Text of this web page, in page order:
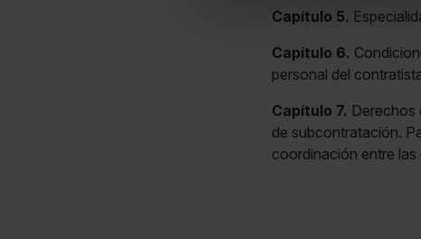
Capítulo 5.
Capítulo 6.
personal del
Capítulo 7. Derechos
de subcontratación.
coordinación entre